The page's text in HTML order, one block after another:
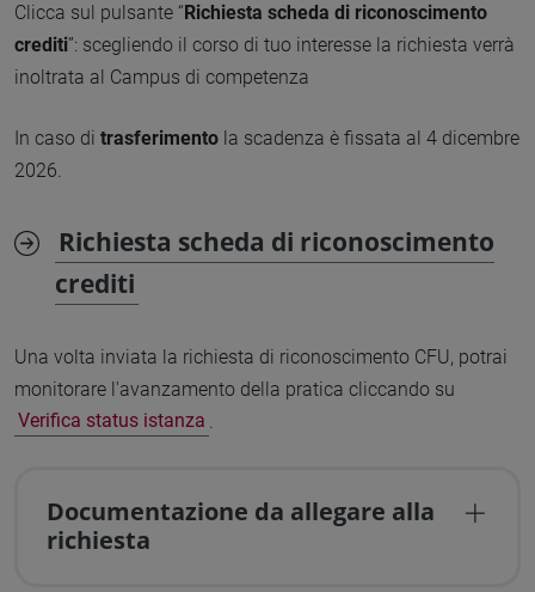
Clicca sul pulsante “ Richiesta scheda di riconoscimento
crediti”: scegliendo il corso di tuo interesse la richiesta verrà
inoltrata al Campus di competenza
In caso di trasferimento la scadenza è fissata al 4 dicembre
2026.
Richiesta scheda di riconoscimento
crediti
Una volta inviata la richiesta di riconoscimento CFU, potrai
monitorare l'avanzamento della pratica cliccando su
Verifica status istanza
Documentazione da allegare alla
richiesta